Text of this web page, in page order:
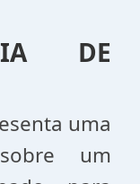
DE
uma
um